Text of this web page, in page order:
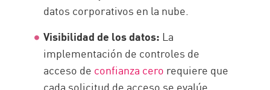
datos corporativos en la nube.
Visibilidad de los datos: La
implementación de controles de
acceso de confianza cero requiere que
cada solicitud de acceso se evalúe